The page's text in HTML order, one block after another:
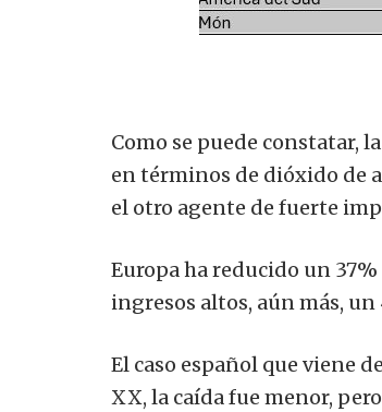
Como se puede constatar,
en términos de dióxido de
el otro agente de fuerte
Europa ha reducido un
ingresos altos, aún más, un
El caso español que viene
XX, la caída fue menor,